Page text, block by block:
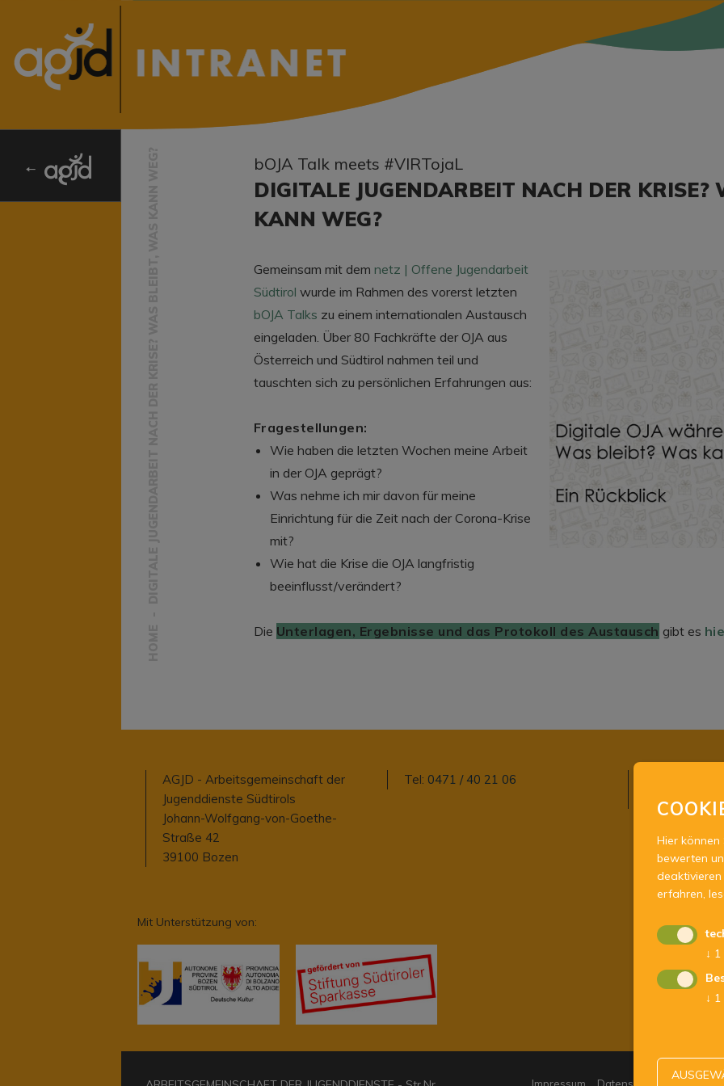
bOJA Talk meets #VIRTojaL
DIGITALE JUGENDARBEIT NACH DER KRISE?
KANN WEG?
Gemeinsam mit dem netz | Offene Jugendarbeit
Südtirol wurde im Rahmen des vorerst letzten
bOJA Talks zu einem internationalen Austausch
eingeladen. Über 80 Fachkräfte der OJA aus
Österreich und Südtirol nahmen teil und
tauschten sich zu persönlichen Erfahrungen aus:
Fragestellungen:
Wie haben die letzten Wochen meine Arbeit
in der OJA geprägt?
Was nehme ich mir davon für meine
Einrichtung für die Zeit nach der Corona-Krise
mit?
Wie hat die Krise die OJA langfristig
beeinflusst/verändert?
Die Unterlagen, Ergebnisse und das Protokoll des Austausch gibt es
AGJD - Arbeitsgemeinschaft der
Jugenddienste Südtirols
Johann-Wolfgang-von-Goethe-
Straße 42
39100 Bozen
Tel: 0471 / 40 21 06
Pec:
Mit Unterstützung von:
Hier
bewerten
erfahren,
↓ 1
↓ 1